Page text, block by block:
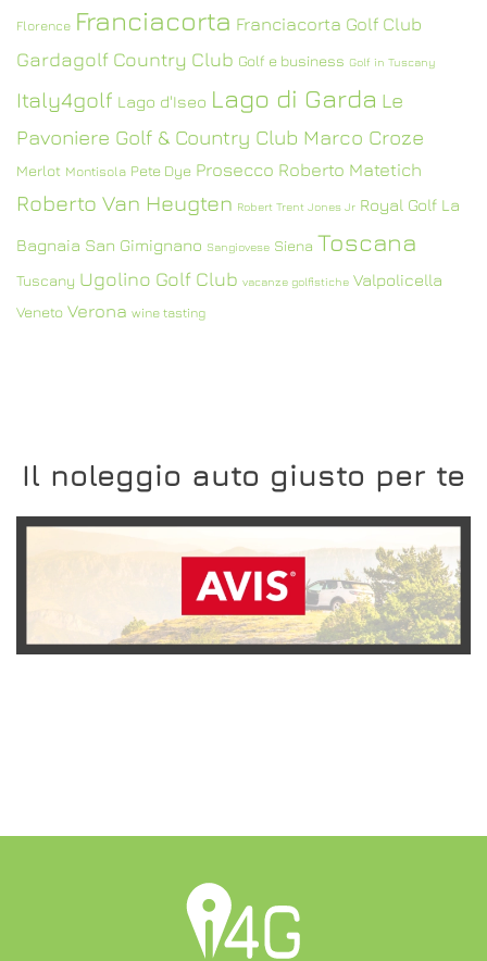
Florence Franciacorta Franciacorta Golf Club
Gardagolf Country Club Golf e business Golf in Tuscany
Italy4golf Lago d'Iseo Lago di Garda Le
Pavoniere Golf & Country Club Marco Croze
Merlot Montisola Pete Dye Prosecco Roberto Matetich
Roberto Van Heugten Robert Trent Jones Jr Royal Golf La
Bagnaia San Gimignano Sangiovese Siena Toscana
Tuscany Ugolino Golf Club vacanze golfistiche Valpolicella
Veneto Verona wine tasting
Il noleggio auto giusto per te
SCOPRI L'OFFERTA